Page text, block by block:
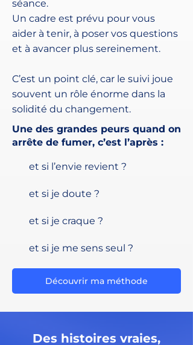
séance.
Un cadre est prévu pour vous
aider à tenir, à poser vos questions
et à avancer plus sereinement.
C’est un point clé, car le suivi joue
souvent un rôle énorme dans la
solidité du changement.
Une des grandes peurs quand on
arrête de fumer, c’est l’après :
et si l’envie revient ?
et si je doute ?
et si je craque ?
et si je me sens seul ?
Découvrir ma méthode
Des histoires vraies,